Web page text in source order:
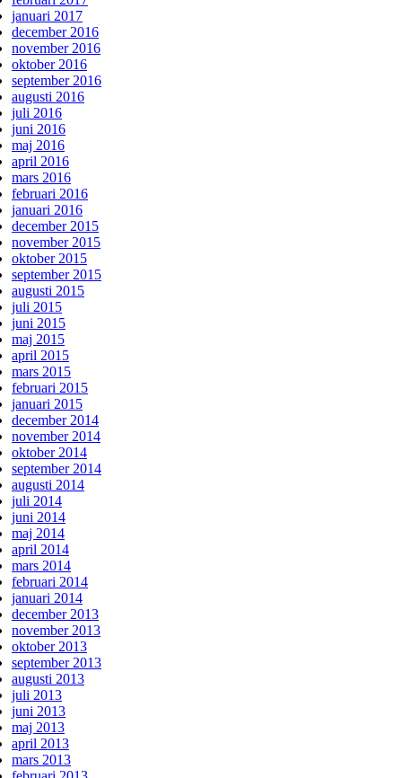
januari 2017
december 2016
november 2016
oktober 2016
september 2016
augusti 2016
juli 2016
juni 2016
maj 2016
april 2016
mars 2016
februari 2016
januari 2016
december 2015
november 2015
oktober 2015
september 2015
augusti 2015
juli 2015
juni 2015
maj 2015
april 2015
mars 2015
februari 2015
januari 2015
december 2014
november 2014
oktober 2014
september 2014
augusti 2014
juli 2014
juni 2014
maj 2014
april 2014
mars 2014
februari 2014
januari 2014
december 2013
november 2013
oktober 2013
september 2013
augusti 2013
juli 2013
juni 2013
maj 2013
april 2013
mars 2013